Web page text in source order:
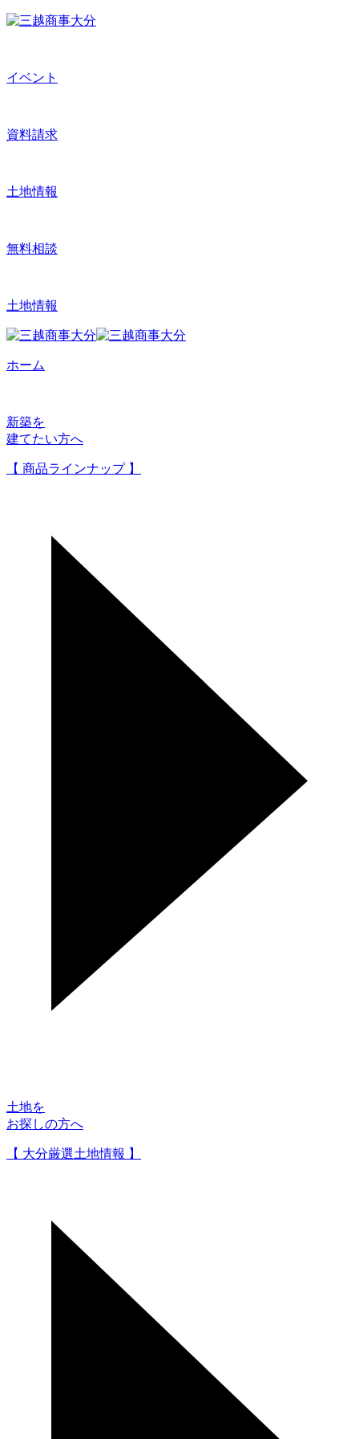
イベント
資料請求
土地情報
無料相談
土地情報
ホーム
新築を
建てたい方へ
【 商品ラインナップ 】
土地を
お探しの方へ
【 大分厳選土地情報 】